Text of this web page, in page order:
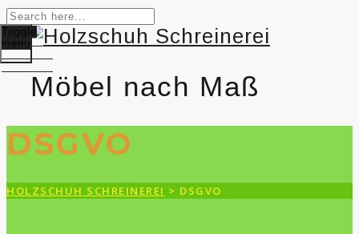
Möbel nach Maß
Toggle
menu
DSGVO
HOLZSCHUH SCHREINEREI > DSGVO